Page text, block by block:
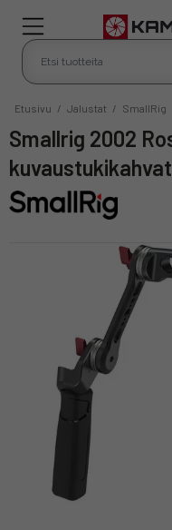
Etusivu / Jalustat / SmallRig
Smallrig 2002 Rosette Handle Kit -
kuvaustukikahvat